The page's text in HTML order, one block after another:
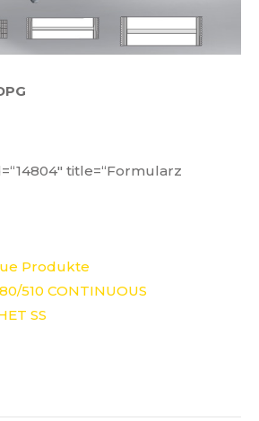
title=“Formularz
Produkte
510 CONTINUOUS
SS